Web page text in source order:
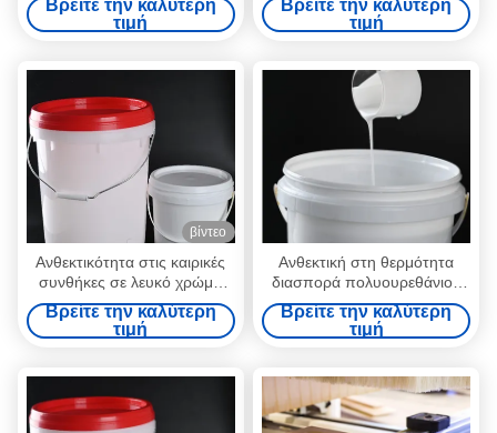
πολυουρεθάνιου
συγκολλητική
Βρείτε την καλύτερη
τιμή
βάση το νερό
Βρείτε την καλύτερη
τιμή
βίντεο
Ανθεκτικότητα στις καιρικές
συνθήκες σε λευκό χρώμα
PUD Πολυουρεθάνη
διάσπαση για εφαρμογές
επικάλυψης χαρτιού
Βρείτε την καλύτερη
τιμή
Ανθεκτική στη θερμότητα
διασπορά πολυουρεθάνιου
PUD για την κενή πιέζοντας
μηχανή μεμβρανών
Βρείτε την καλύτερη
τιμή